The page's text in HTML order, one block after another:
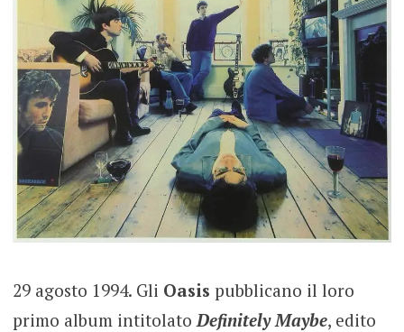
29 agosto 1994. Gli Oasis pubblicano il loro
primo album intitolato Definitely Maybe, edito